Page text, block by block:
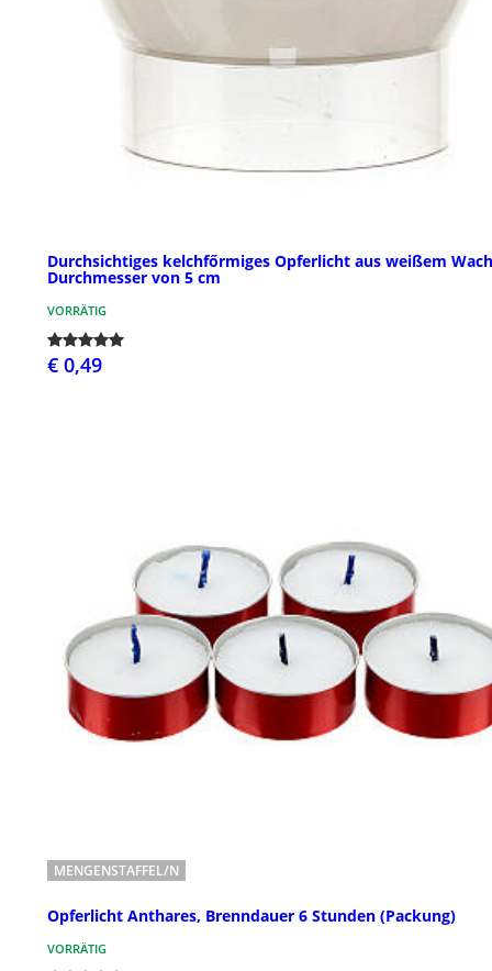
Durchsichtiges kelchfőrmiges Opferlicht aus weißem
Durchmesser von 5 cm
VORRÄTIG
€ 0,49
MENGENSTAFFEL/N
Opferlicht Anthares, Brenndauer 6 Stunden (Packung)
VORRÄTIG